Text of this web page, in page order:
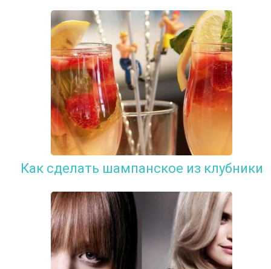
Как сделать шампанское из клубники